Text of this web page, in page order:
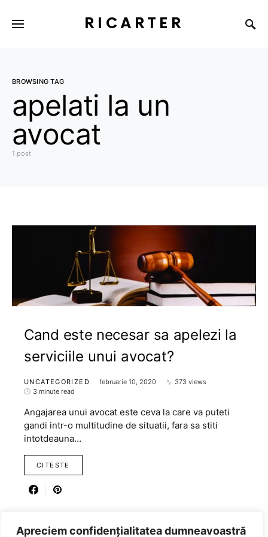
Apreciem confidențialitatea dumneavoastră
RICARTER
BROWSING TAG
apelati la un
avocat
1 post
Cand este necesar sa apelezi la
serviciile unui avocat?
UNCATEGORIZED februarie 10, 2020
373 views
3 minute read
Angajarea unui avocat este ceva la care va puteti
gandi intr-o multitudine de situatii, fara sa stiti
intotdeauna…
CITESTE